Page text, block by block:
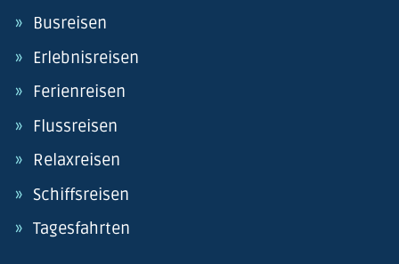
Busreisen
Erlebnisreisen
Ferienreisen
Flussreisen
Relaxreisen
Schiffsreisen
Tagesfahrten